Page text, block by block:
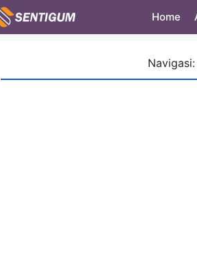
Home
Navigasi: